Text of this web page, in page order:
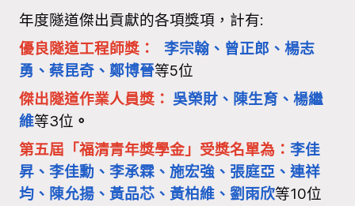
年度隧道傑出貢獻的各項獎項，計有:
優良隧道工程師獎：
李宗翰、曾正郎、楊志
勇、蔡昆奇、鄭博晉等5位
傑出隧道作業人員獎： 吳榮財、陳生育、楊繼
維等3位 。
第五屆「福清青年獎學金」受獎名單為： 李佳
昇、李佳勳、李承霖、施宏強、張庭亞、連祥
均、陳允揚、黃品芯、黃柏維、劉雨欣等10位